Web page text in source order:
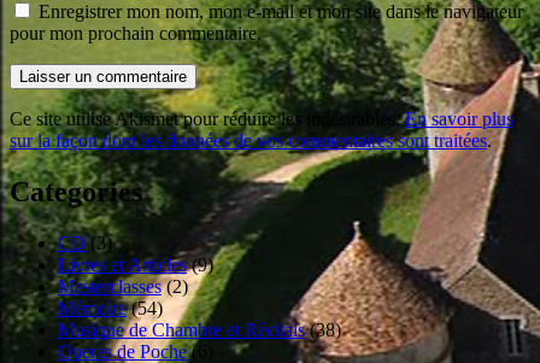
Enregistrer mon nom, mon e-mail et mon site dans le navigateur
pour mon prochain commentaire.
Ce site utilise Akismet pour réduire les indésirables.En savoir plus
sur la façon dont les données de vos commentaires sont traitées.
Categories
CD(3)
Livres et Articles(9)
Masterclasses(2)
Mémoire(54)
Musique de Chambre et Récitals(38)
Operas de Poche(6)